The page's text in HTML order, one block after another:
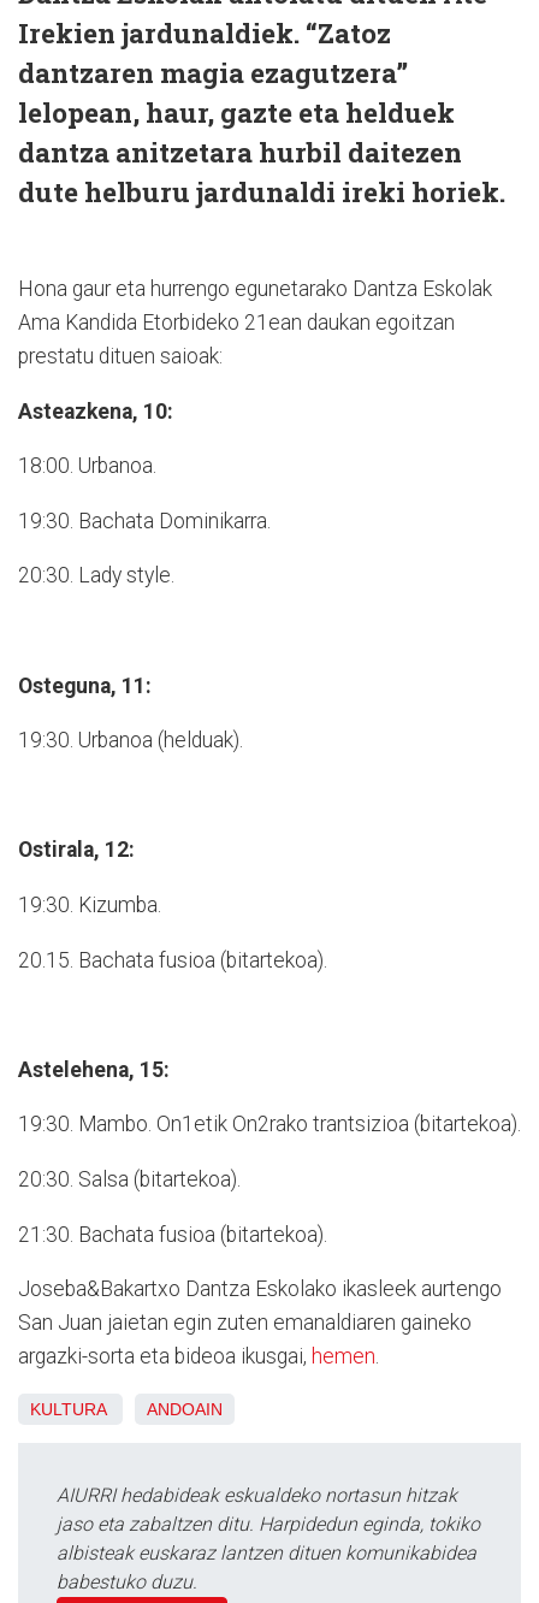
Irekien jardunaldiek. “Zatoz
dantzaren magia ezagutzera”
lelopean, haur, gazte eta helduek
dantza anitzetara hurbil daitezen
dute helburu jardunaldi ireki horiek.
Hona gaur eta hurrengo egunetarako Dantza Eskolak
Ama Kandida Etorbideko 21ean daukan egoitzan
prestatu dituen saioak:
Asteazkena, 10:
18:00. Urbanoa.
19:30. Bachata Dominikarra.
20:30. Lady style.
Osteguna, 11:
19:30. Urbanoa (helduak).
Ostirala, 12:
19:30. Kizumba.
20.15. Bachata fusioa (bitartekoa).
Astelehena, 15:
19:30. Mambo. On1etik On2rako trantsizioa (bitartekoa).
20:30. Salsa (bitartekoa).
21:30. Bachata fusioa (bitartekoa).
Joseba&Bakartxo Dantza Eskolako ikasleek aurtengo
San Juan jaietan egin zuten emanaldiaren gaineko
argazki-sorta eta bideoa ikusgai, hemen.
KULTURA ANDOAIN
AIURRI hedabideak eskualdeko nortasun hitzak
jaso eta zabaltzen ditu. Harpidedun eginda, tokiko
albisteak euskaraz lantzen dituen komunikabidea
babestuko duzu.